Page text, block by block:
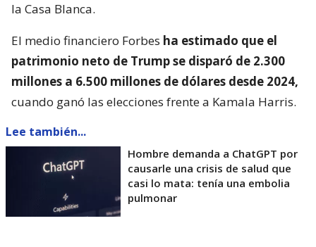
la Casa Blanca.
El medio financiero Forbes ha estimado que el
patrimonio neto de Trump se disparó de 2.300
millones a 6.500 millones de dólares desde 2024,
cuando ganó las elecciones frente a Kamala Harris.
Lee también...
Hombre demanda a ChatGPT por
causarle una crisis de salud que
casi lo mata: tenía una embolia
pulmonar